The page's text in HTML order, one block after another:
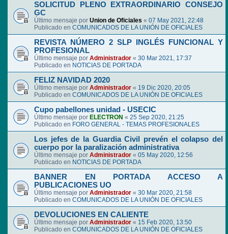
SOLICITUD PLENO EXTRAORDINARIO CONSEJO
GC
Último mensaje por Union de Oficiales « 07 May 2021, 22:48
Publicado en COMUNICADOS DE LA UNIÓN DE OFICIALES
REVISTA NÚMERO 2 SLP INGLÉS FUNCIONAL Y
PROFESIONAL
Último mensaje por Administrador « 30 Mar 2021, 17:37
Publicado en NOTICIAS DE PORTADA
FELIZ NAVIDAD 2020
Último mensaje por Administrador « 19 Dic 2020, 20:05
Publicado en COMUNICADOS DE LA UNIÓN DE OFICIALES
Cupo pabellones unidad - USECIC
Último mensaje por ELECTRON « 25 Sep 2020, 21:25
Publicado en FORO GENERAL - TEMAS PROFESIONALES
Los jefes de la Guardia Civil prevén el colapso del
cuerpo por la paralización administrativa
Último mensaje por Administrador « 05 May 2020, 12:56
Publicado en NOTICIAS DE PORTADA
BANNER EN PORTADA ACCESO A
PUBLICACIONES UO
Último mensaje por Administrador « 30 Mar 2020, 21:58
Publicado en COMUNICADOS DE LA UNIÓN DE OFICIALES
DEVOLUCIONES EN CALIENTE
Último mensaje por Administrador « 15 Feb 2020, 13:50
Publicado en COMUNICADOS DE LA UNIÓN DE OFICIALES